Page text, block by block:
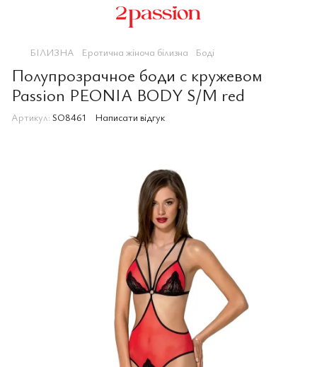
БІЛИЗНА Еротична жіноча білизна Боді
Полупрозрачное боди с кружевом
Passion PEONIA BODY S/M red
Артикул: SO8461 Написати відгук